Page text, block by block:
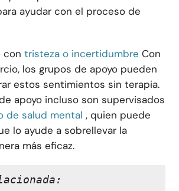
ayudar con el proceso de
con tristeza o incertidumbre Con
los grupos de apoyo pueden
estos sentimientos sin terapia.
apoyo incluso son supervisados
de salud mental , quien puede
lo ayude a sobrellevar la
más eficaz.